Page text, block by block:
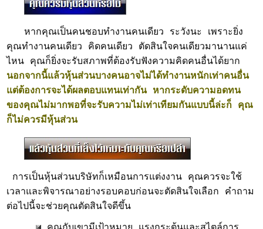
หากคุณเป็นคนชอบทำงานคนเดียว ระวังนะ เพราะยิ่ง
คุณทำงานคนเดียว คิดคนเดียว ตัดสินใจคนเดียวมานานแค่
ไหน คุณก็ยิ่งจะรับสภาพที่ต้องรับฟังความคิดคนอื่นได้ยาก
นอกจากนี้แล้วหุ้นส่วนบางคนอาจไม่ได้ทำงานหนักเท่าคนอื่น
แต่ต้องการจะได้ผลตอบแทนเท่ากัน หากระดับความอดทน
ของคุณไม่มากพอที่จะรับความไม่เท่าเทียมกันแบบนี้ล่ะก็ คุณ
ก็ไม่ควรมีหุ้นส่วน
การเป็นหุ้นส่วนบริษัทก็เหมือนการแต่งงาน คุณควรจะใช้
เวลาและพิจารณาอย่างรอบคอบก่อนจะตัดสินใจเลือก คำถาม
ต่อไปนี้จะช่วยคุณตัดสินใจดีขึ้น